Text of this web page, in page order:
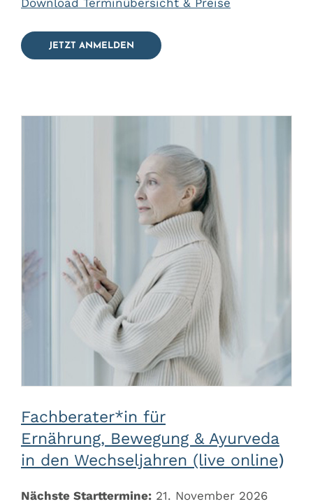
Download Terminübersicht & Preise
JETZT ANMELDEN
Fachberater*in für
Ernährung, Bewegung & Ayurveda
in den Wechseljahren (live online)
Nächste Starttermine: 21. November 2026